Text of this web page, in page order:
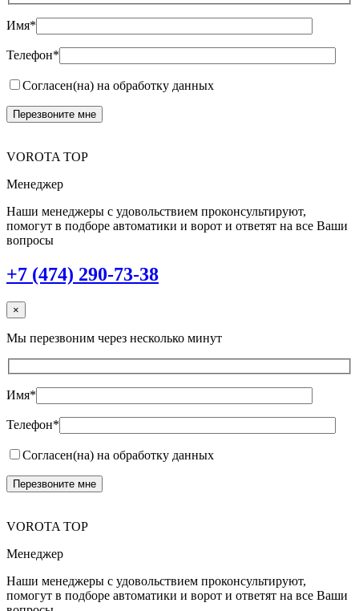
Имя*
Телефон*
Согласен(на) на обработку данных
VOROTA TOP
Менеджер
Наши менеджеры с удовольствием проконсультируют,
помогут в подборе автоматики и ворот и ответят на все Ваши
вопросы
+7 (474) 290-73-38
×
Мы перезвоним через несколько минут
Имя*
Телефон*
Согласен(на) на обработку данных
VOROTA TOP
Менеджер
Наши менеджеры с удовольствием проконсультируют,
помогут в подборе автоматики и ворот и ответят на все Ваши